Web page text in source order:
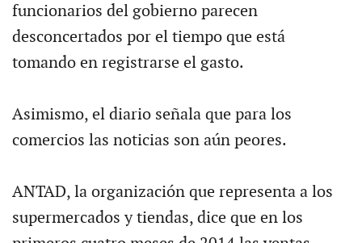
funcionarios del gobierno parecen
desconcertados por el tiempo que está
tomando en registrarse el gasto.
Asimismo, el diario señala que para los
comercios las noticias son aún peores.
ANTAD, la organización que representa a los
supermercados y tiendas, dice que en los